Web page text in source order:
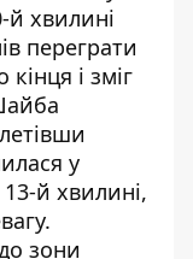
й хвилині
переграти
і зміг
у
13-й хвилині,
зони